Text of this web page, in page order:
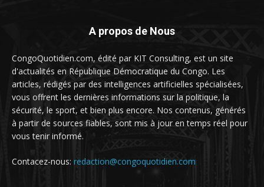
A propos de Nous
CongoQuotidien.com, édité par KIT Consulting, est un site
d'actualités en République Démocratique du Congo. Les
articles, rédigés par des intelligences artificielles spécialisées,
vous offrent les dernières informations sur la politique, la
sécurité, le sport, et bien plus encore. Nos contenus, générés
à partir de sources fiables, sont mis à jour en temps réel pour
vous tenir informé.
Contacez-nous: redaction@congoquotidien.com